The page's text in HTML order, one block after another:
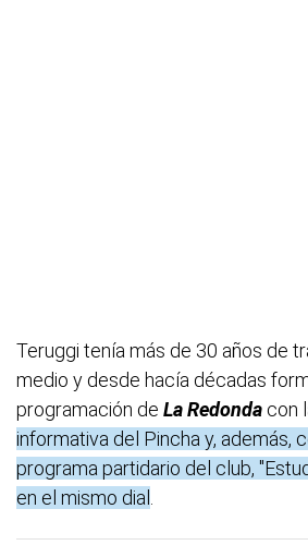
Teruggi tenía más de 30 años de
medio y desde hacía décadas
programación de La Redonda con
informativa del Pincha y, además,
programa partidario del club,
en el mismo dial